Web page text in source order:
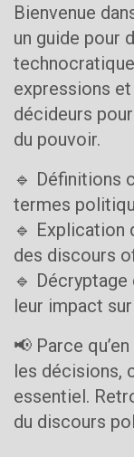
Bienvenue
un guide pour
expressions
décideurs
du pouvoir.
🔹 Définitions
termes
🔹 Explication
des discours
🔹
leur impact
📢 Parce
les décisions,
essentiel.
du discours